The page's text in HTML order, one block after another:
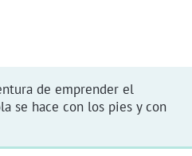
de emprender el
se hace con los pies y con